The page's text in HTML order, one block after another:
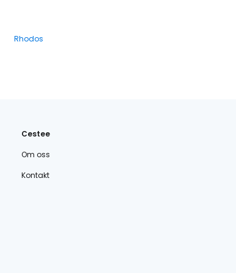
Rhodos
Cestee
Om oss
Kontakt